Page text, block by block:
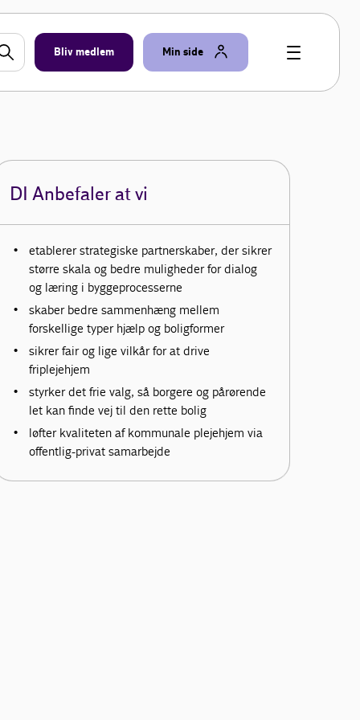
Bliv medlem Min side
DI Anbefaler at vi
etablerer strategiske partnerskaber, der sikrer
større skala og bedre muligheder for dialog
og læring i byggeprocesserne
skaber bedre sammenhæng mellem
forskellige typer hjælp og boligformer
sikrer fair og lige vilkår for at drive
friplejehjem
styrker det frie valg, så borgere og pårørende
let kan finde vej til den rette bolig
løfter kvaliteten af kommunale plejehjem via
offentlig-privat samarbejde